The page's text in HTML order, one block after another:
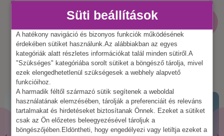
További bejegyzések
MÉG TÖBB
BEJEGYZÉS
Süti beállítások
A hatékony navigáció és bizonyos funkciók működésének
érdekében sütiket használunk.Az alábbiakban az egyes
kategóriák alatt részletes információkat talál minden sütiről.A
"Szükséges" kategóriába sorolt sütiket a böngésző tárolja, mivel
ezek elengedhetetlenül szükségesek a webhely alapvető
funkcióihoz.
A harmadik féltől származó sütik segítenek a weboldal
használatának elemzésében, tárolják a preferenciáit és releváns
tartalmakat és hirdetéseket biztosítanak Önnek. Ezeket a sütiket
csak az Ön előzetes beleegyezésével tároljuk a
böngészőjében.Eldöntheti, hogy engedélyezi vagy letiltja ezeket a